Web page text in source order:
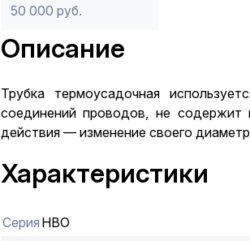
50 000 руб.
Описание
Трубка термоусадочная
соединений проводов, не содержит
действия — изменение своего
Характеристики
Серия НВО